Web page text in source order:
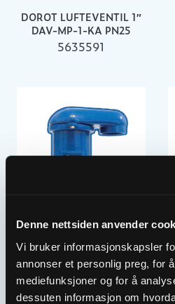
Denne nettsiden anvender
Vi bruker informasjonskapsler
annonser et personlig preg, for
mediefunksjoner og for å
dessuten informasjon om
DOROT LUFTEVENTIL 1″
DAV-MP-1-KA PN25
5635591
DOROT LUFTEVENTIL
DN050 MS-DAV-KA
5635551